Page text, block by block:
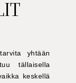
yhtään
tällaisella
keskellä